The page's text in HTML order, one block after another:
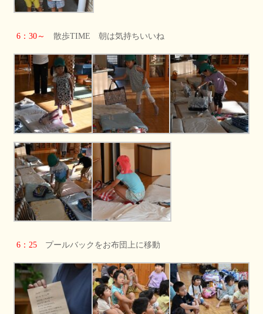
6：30～ 散歩TIME 朝は気持ちいいね
6：25 プールバックをお布団上に移動